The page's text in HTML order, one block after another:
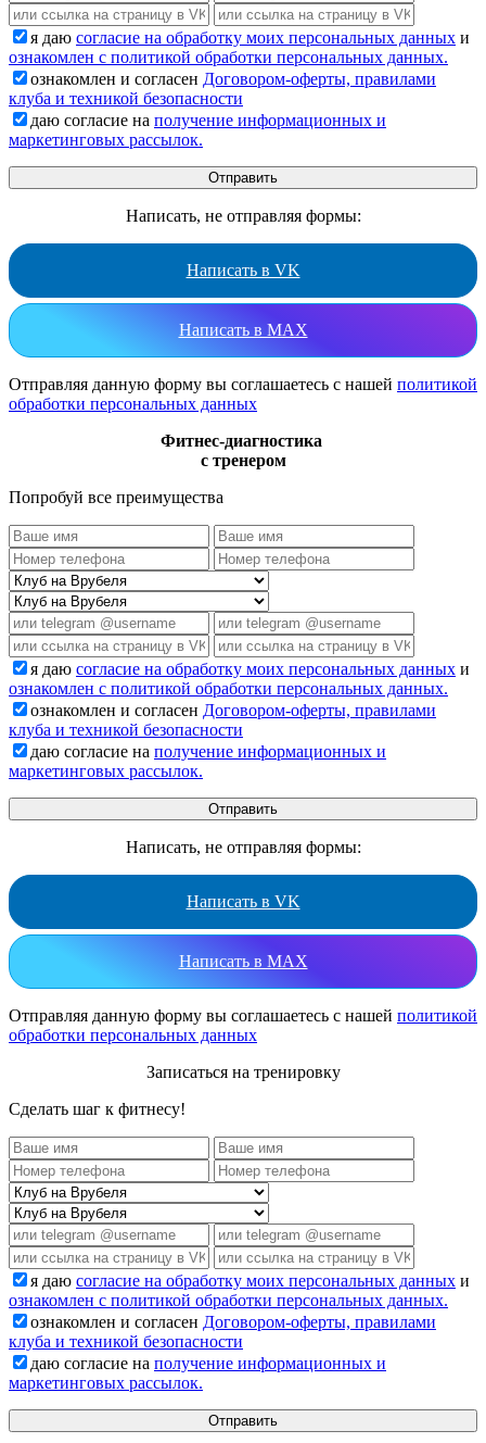
я даю согласие на обработку моих персональных данных и
ознакомлен с политикой обработки персональных данных.
ознакомлен и согласен Договором-оферты, правилами
клуба и техникой безопасности
даю согласие на получение информационных и
маркетинговых рассылок.
Написать, не отправляя формы:
Написать в VK
Написать в MAX
Отправляя данную форму вы соглашаетесь с нашей политикой
обработки персональных данных
Фитнес-диагностика
с тренером
Попробуй все преимущества
я даю согласие на обработку моих персональных данных и
ознакомлен с политикой обработки персональных данных.
ознакомлен и согласен Договором-оферты, правилами
клуба и техникой безопасности
даю согласие на получение информационных и
маркетинговых рассылок.
Написать, не отправляя формы:
Написать в VK
Написать в MAX
Отправляя данную форму вы соглашаетесь с нашей политикой
обработки персональных данных
Записаться на тренировку
Сделать шаг к фитнесу!
я даю согласие на обработку моих персональных данных и
ознакомлен с политикой обработки персональных данных.
ознакомлен и согласен Договором-оферты, правилами
клуба и техникой безопасности
даю согласие на получение информационных и
маркетинговых рассылок.